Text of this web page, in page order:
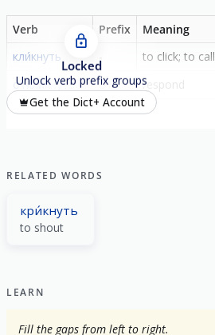
Verb Prefix
Meaning
кли́кнуть
-
to click; to call
откли́кнуться
от- respond
Locked
Unlock verb prefix groups
Get the Dict+ Account
RELATED WORDS
кри́кнуть
to shout
LEARN
Fill the gaps from left to right.